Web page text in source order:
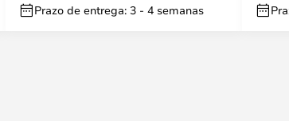
Prazo de entrega: 3 - 4 semanas